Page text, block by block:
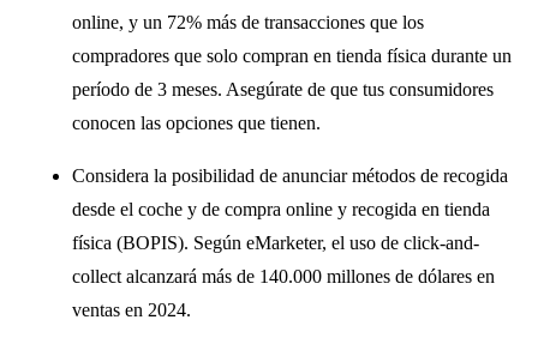
online, y un 72% más de transacciones que los
compradores que solo compran en tienda física durante un
período de 3 meses. Asegúrate de que tus consumidores
conocen las opciones que tienen.
Considera la posibilidad de anunciar métodos de recogida
desde el coche y de compra online y recogida en tienda
física (BOPIS). Según eMarketer, el uso de click-and-
collect alcanzará más de 140.000 millones de dólares en
ventas en 2024.